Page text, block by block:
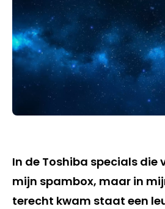
In de Toshiba specials
mijn spambox, maar in
terecht kwam staat een